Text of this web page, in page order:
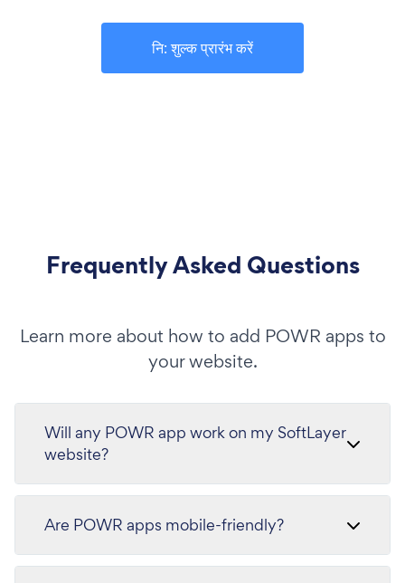
नि: शुल्क प्रारंभ करें
Frequently Asked Questions
Learn more about how to add POWR apps to
your website.
Will any POWR app work on my SoftLayer
website?
Are POWR apps mobile-friendly?